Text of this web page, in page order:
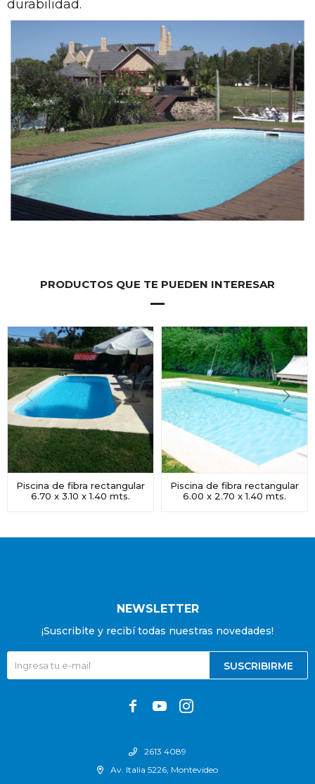
durabilidad.
PRODUCTOS QUE TE PUEDEN INTERESAR
Piscina de fibra rectangular
6.70 x 3.10 x 1.40 mts.
Piscina de fibra rectangular
6.00 x 2.70 x 1.40 mts.
2613 4089
Av. Italia 5226, Montevideo
NEWSLETTER
¡Suscribite y recibí todas nuestras novedades!
SUSCRIBIRME
  